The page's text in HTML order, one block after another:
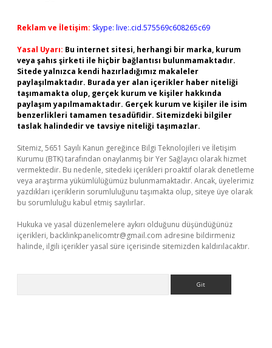
Reklam ve İletişim: Skype: live:.cid.575569c608265c69
Yasal Uyarı: Bu internet sitesi, herhangi bir marka, kurum
veya şahıs şirketi ile hiçbir bağlantısı bulunmamaktadır.
Sitede yalnızca kendi hazırladığımız makaleler
paylaşılmaktadır. Burada yer alan içerikler haber niteliği
taşımamakta olup, gerçek kurum ve kişiler hakkında
paylaşım yapılmamaktadır. Gerçek kurum ve kişiler ile isim
benzerlikleri tamamen tesadüfidir. Sitemizdeki bilgiler
taslak halindedir ve tavsiye niteliği taşımazlar.
Sitemiz, 5651 Sayılı Kanun gereğince Bilgi Teknolojileri ve İletişim
Kurumu (BTK) tarafından onaylanmış bir Yer Sağlayıcı olarak hizmet
vermektedir. Bu nedenle, sitedeki içerikleri proaktif olarak denetleme
veya araştırma yükümlülüğümüz bulunmamaktadır. Ancak, üyelerimiz
yazdıkları içeriklerin sorumluluğunu taşımakta olup, siteye üye olarak
bu sorumluluğu kabul etmiş sayılırlar.
Hukuka ve yasal düzenlemelere aykırı olduğunu düşündüğünüz
içerikleri, backlinkpanelicomtr@gmail.com adresine bildirmeniz
halinde, ilgili içerikler yasal süre içerisinde sitemizden kaldırılacaktır.